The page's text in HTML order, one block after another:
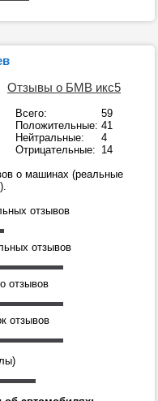
Отзывы о БМВ икс5
Всего:
59
Положительные: 41
Нейтральные:
4
Отрицательные: 14
о машинах (реальные
отзывов
отзывов
отзывов
отзывов